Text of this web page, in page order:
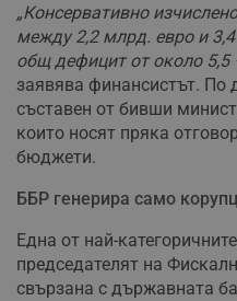
„Консервативно
между 2,2 млрд. евро и
общ дефицит от около 5,5
заявява финансистът. По
съставен от бивши
които носят пряка
бюджети.
ББР генерира само
Една от най-
председателят на
свързана с държавната